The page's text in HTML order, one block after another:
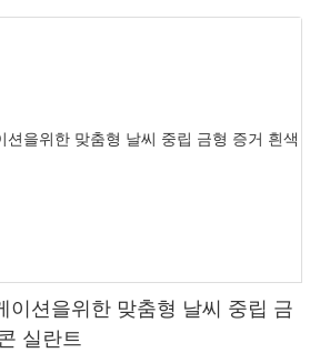
이션을위한 맞춤형 날씨 중립 금
실란트